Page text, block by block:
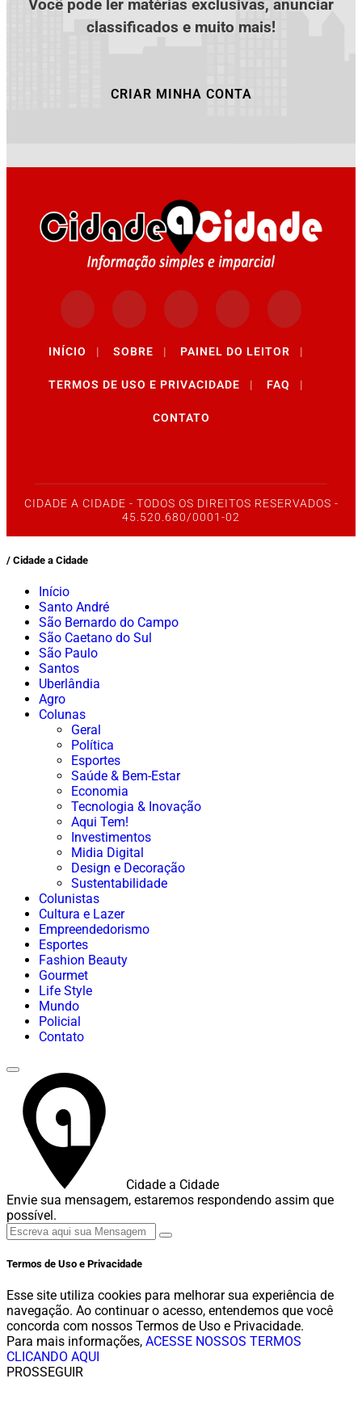
Você pode ler matérias exclusivas, anunciar
classificados e muito mais!
CRIAR MINHA CONTA
INÍCIO | SOBRE | PAINEL DO LEITOR |
TERMOS DE USO E PRIVACIDADE | FAQ |
CONTATO
CIDADE A CIDADE - TODOS OS DIREITOS RESERVADOS -
45.520.680/0001-02
/ Cidade a Cidade
Início
Santo André
São Bernardo do Campo
São Caetano do Sul
São Paulo
Santos
Uberlândia
Agro
Colunas
Geral
Política
Esportes
Saúde & Bem-Estar
Economia
Tecnologia & Inovação
Aqui Tem!
Investimentos
Midia Digital
Design e Decoração
Sustentabilidade
Colunistas
Cultura e Lazer
Empreendedorismo
Esportes
Fashion Beauty
Gourmet
Life Style
Mundo
Policial
Contato
Cidade a Cidade
Envie sua mensagem, estaremos respondendo assim que
possível.
Termos de Uso e Privacidade
Esse site utiliza cookies para melhorar sua experiência de
navegação. Ao continuar o acesso, entendemos que você
concorda com nossos Termos de Uso e Privacidade.
Para mais informações, ACESSE NOSSOS TERMOS
CLICANDO AQUI
PROSSEGUIR